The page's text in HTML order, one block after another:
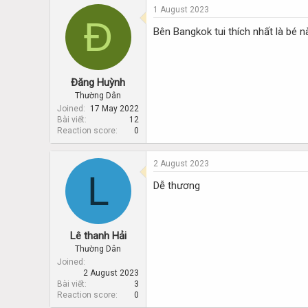
Đ
Đăng Huỳnh
Thường Dân
Joined
17 May 2022
Bài viết
12
Reaction score
0
1 August 2023
Bên Bangkok tui thích nhất là bé
L
Lê thanh Hải
Thường Dân
Joined
2 August 2023
Bài viết
3
Reaction score
0
2 August 2023
Dễ thương